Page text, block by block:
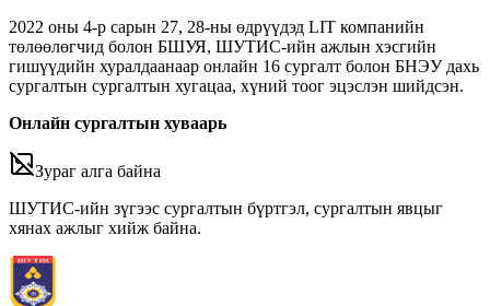
2022 оны 4-р сарын 27, 28-ны өдрүүдэд LIT компанийн
төлөөлөгчид болон БШУЯ, ШУТИС-ийн ажлын хэсгийн
гишүүдийн хуралдаанаар онлайн 16 сургалт болон БНЭУ дахь
сургалтын сургалтын хугацаа, хүний тоог эцэслэн шийдсэн.
Онлайн сургалтын хуваарь
Зураг алга байна
ШУТИС-ийн зүгээс сургалтын бүртгэл, сургалтын явцыг
хянах ажлыг хийж байна.